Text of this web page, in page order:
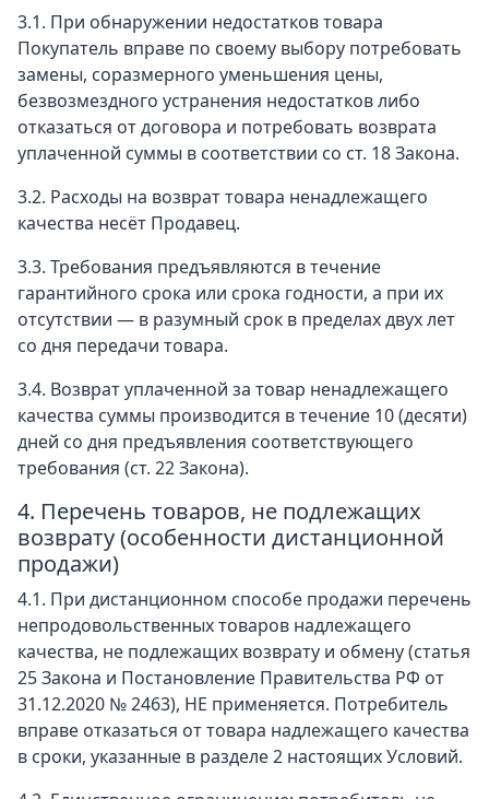
3.1. При обнаружении недостатков товара
Покупатель вправе по своему выбору потребовать
замены, соразмерного уменьшения цены,
безвозмездного устранения недостатков либо
отказаться от договора и потребовать возврата
уплаченной суммы в соответствии со ст. 18 Закона.
3.2. Расходы на возврат товара ненадлежащего
качества несёт Продавец.
3.3. Требования предъявляются в течение
гарантийного срока или срока годности, а при их
отсутствии — в разумный срок в пределах двух лет
со дня передачи товара.
3.4. Возврат уплаченной за товар ненадлежащего
качества суммы производится в течение 10 (десяти)
дней со дня предъявления соответствующего
требования (ст. 22 Закона).
4. Перечень товаров, не подлежащих
возврату (особенности дистанционной
продажи)
4.1. При дистанционном способе продажи перечень
непродовольственных товаров надлежащего
качества, не подлежащих возврату и обмену (статья
25 Закона и Постановление Правительства РФ от
31.12.2020 № 2463), НЕ применяется. Потребитель
вправе отказаться от товара надлежащего качества
в сроки, указанные в разделе 2 настоящих Условий.